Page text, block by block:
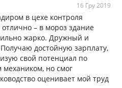
16 Гру 2019
в цехе контроля
– в мороз здание
жарко. Дружный и
достойную зарплату,
свой потенциал по
но смог
оценивает мой труд